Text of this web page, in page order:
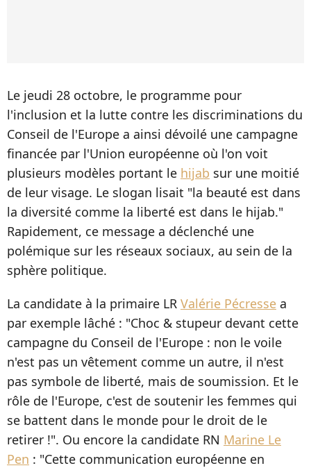
Le jeudi 28 octobre, le programme pour
l'inclusion et la lutte contre les discriminations du
Conseil de l'Europe a ainsi dévoilé une campagne
financée par l'Union européenne où l'on voit
plusieurs modèles portant le hijab sur une moitié
de leur visage. Le slogan lisait "la beauté est dans
la diversité comme la liberté est dans le hijab."
Rapidement, ce message a déclenché une
polémique sur les réseaux sociaux, au sein de la
sphère politique.
La candidate à la primaire LR Valérie Pécresse a
par exemple lâché : "Choc & stupeur devant cette
campagne du Conseil de l'Europe : non le voile
n'est pas un vêtement comme un autre, il n'est
pas symbole de liberté, mais de soumission. Et le
rôle de l'Europe, c'est de soutenir les femmes qui
se battent dans le monde pour le droit de le
retirer !". Ou encore la candidate RN Marine Le
Pen : "Cette communication européenne en